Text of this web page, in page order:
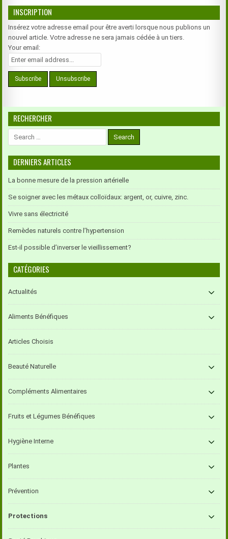
INSCRIPTION
Insérez votre adresse email pour être averti lorsque nous publions un
nouvel article. Votre adresse ne sera jamais cédée à un tiers.
Your email:
RECHERCHER
Search
for:
DERNIERS ARTICLES
La bonne mesure de la pression artérielle
Se soigner avec les métaux colloïdaux: argent, or, cuivre, zinc.
Vivre sans électricité
Remèdes naturels contre l’hypertension
Est-il possible d’inverser le vieillissement?
CATÉGORIES
Actualités
Aliments Bénéfiques
Articles Choisis
Beauté Naturelle
Compléments Alimentaires
Fruits et Légumes Bénéfiques
Hygiène Interne
Plantes
Prévention
Protections